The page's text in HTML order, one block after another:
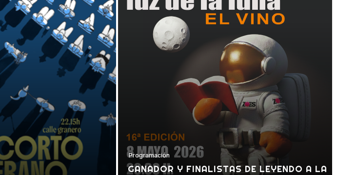
Programación
GANADOR Y FINALISTAS DE LEYENDO A LA